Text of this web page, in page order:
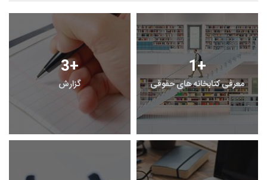
3+
گزارش
1+
معرفی کتابخانه های حقوقی